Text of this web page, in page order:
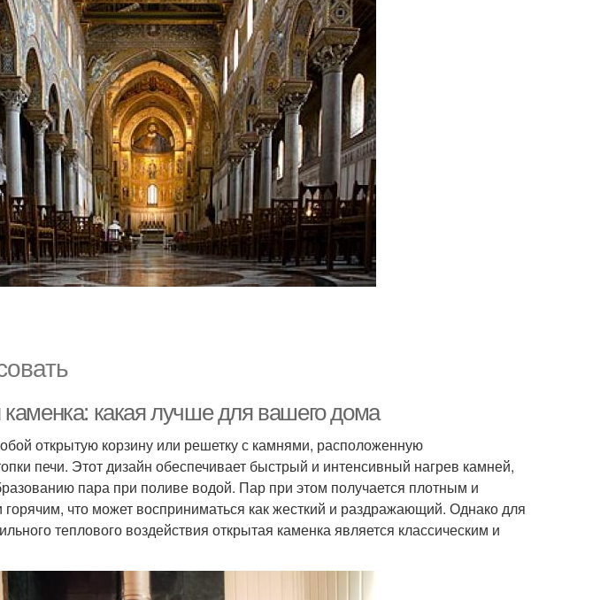
какая лучше для вашего дома
открытую корзину или решетку с камнями, расположенную
печи. Этот дизайн обеспечивает быстрый и интенсивный нагрев камней,
пара при поливе водой. Пар при этом получается плотным и
что может восприниматься как жесткий и раздражающий. Однако для
теплового воздействия открытая каменка является классическим и